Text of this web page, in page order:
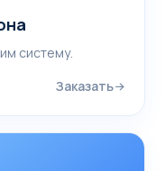
систему.
Заказать